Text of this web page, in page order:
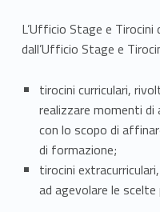
e
r
L’Ufficio Stage e
dall’Ufficio Stage e
tirocini curriculari,
realizzare momenti
con lo scopo di
di formazione;
tirocini
ad agevolare le scelte